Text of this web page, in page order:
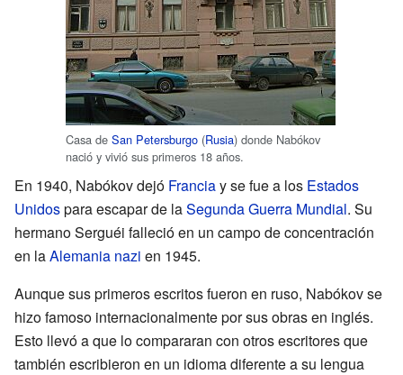
Casa de San Petersburgo (Rusia) donde Nabókov
nació y vivió sus primeros 18 años.
En 1940, Nabókov dejó Franciay se fue a los Estados
Unidospara escapar de laSegunda Guerra Mundial. Su
hermano Serguéi falleció en un campo de concentración
en laAlemania nazi en 1945.
Aunque sus primeros escritos fueron en ruso, Nabókov se
hizo famoso internacionalmente por sus obras en inglés.
Esto llevó a que lo compararan con otros escritores que
también escribieron en un idioma diferente a su lengua